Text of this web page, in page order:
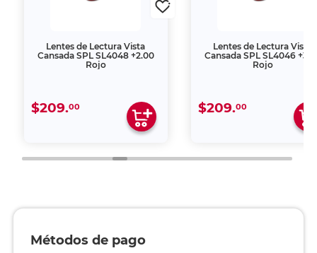
Lentes de Lectura Vista
Cansada SPL SL4048 +2.00
Rojo
$209.00
Lentes de Lectura Vista
Cansada SPL SL4046
Rojo
$209.00
Métodos de pago